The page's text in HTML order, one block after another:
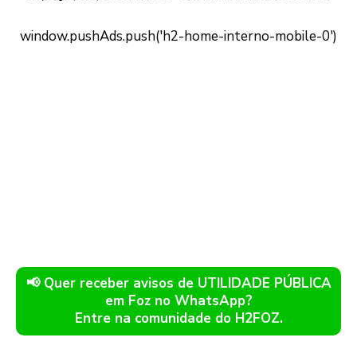
📢 Quer receber avisos de UTILIDADE PÚBLICA
em Foz no WhatsApp?
Entre na comunidade do H2FOZ.